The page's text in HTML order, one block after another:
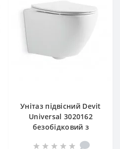
Унітаз підвісний Devit
Universal 3020162
безобідковий з